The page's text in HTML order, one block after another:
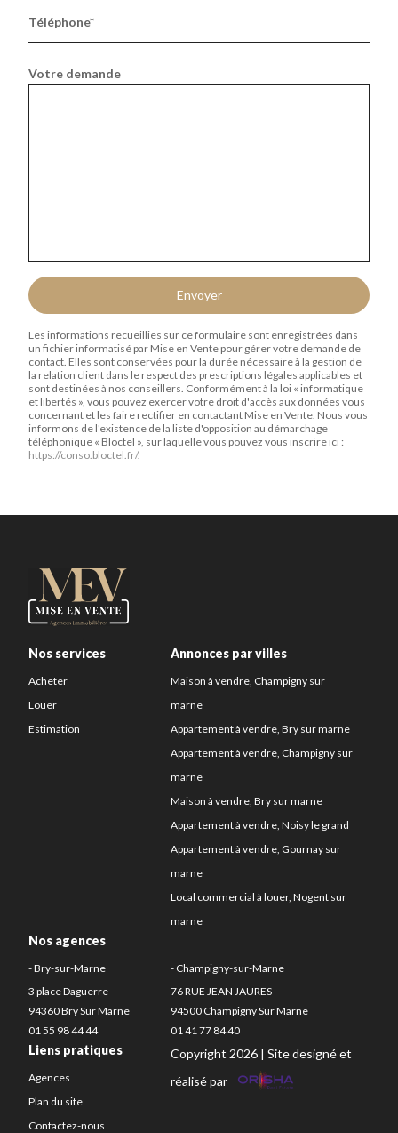
Téléphone*
Votre demande
Envoyer
Les informations recueillies sur ce formulaire sont enregistrées dans
un fichier informatisé par Mise en Vente pour gérer votre demande de
contact. Elles sont conservées pour la durée nécessaire à la gestion de
la relation client dans le respect des prescriptions légales applicables et
sont destinées à nos conseillers. Conformément à la loi « informatique
et libertés », vous pouvez exercer votre droit d'accès aux données vous
concernant et les faire rectifier en contactant Mise en Vente. Nous vous
informons de l'existence de la liste d'opposition au démarchage
téléphonique « Bloctel », sur laquelle vous pouvez vous inscrire ici :
https://conso.bloctel.fr/.
Nos services
Acheter
Louer
Estimation
Annonces par villes
Maison à vendre, Champigny sur
marne
Appartement à vendre, Bry sur marne
Appartement à vendre, Champigny sur
marne
Maison à vendre, Bry sur marne
Appartement à vendre, Noisy le grand
Appartement à vendre, Gournay sur
marne
Local commercial à louer, Nogent sur
marne
Nos agences
- Bry-sur-Marne
3 place Daguerre
94360 Bry Sur Marne
01 55 98 44 44
- Champigny-sur-Marne
76 RUE JEAN JAURES
94500 Champigny Sur Marne
01 41 77 84 40
Liens pratiques
Agences
Plan du site
Contactez-nous
Copyright 2026 | Site designé et
réalisé par